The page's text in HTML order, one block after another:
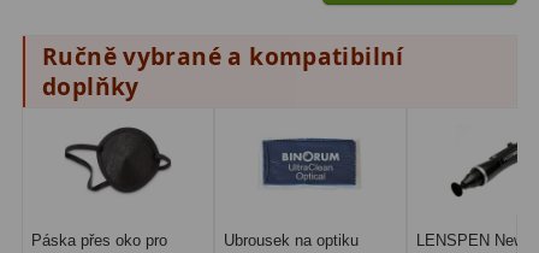
Pro pozorování přírody a
ornitologie18
Dárkové1
Binokulární dalekohledy
Astronomické44
Ručně vybrané a kompatibilní
doplňky
Páska přes oko pro
Ubrousek na optiku
LENSPEN New